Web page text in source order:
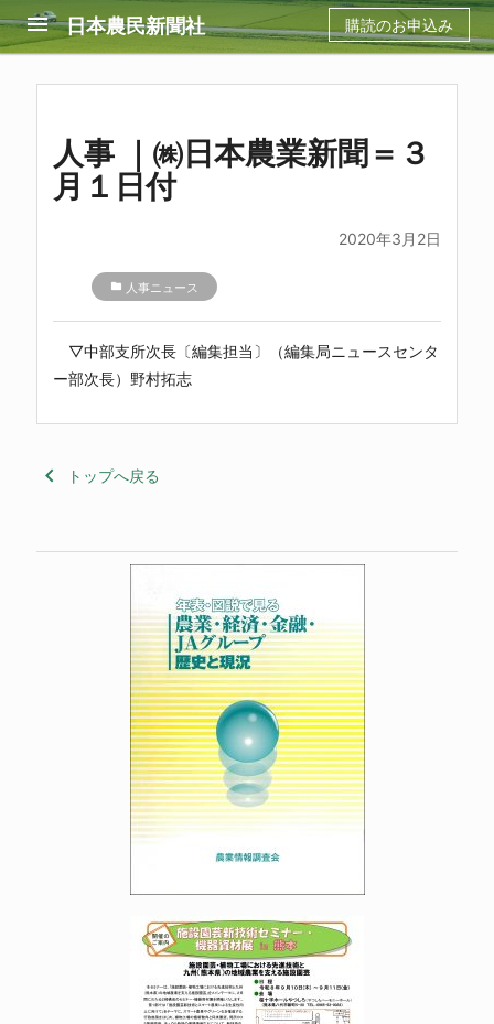
menu 日本農民新聞社 購読のお申込み
人事 ｜㈱日本農業新聞＝３
月１日付
2020年3月2日
folder 人事ニュース
▽中部支所次長〔編集担当〕（編集局ニュースセンタ
ー部次長）野村拓志
keyboard_arrow_left トップへ戻る